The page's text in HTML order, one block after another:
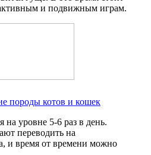
и подвижным играм.
породы котов и кошек
на уровне 5-6 раз в день.
переводить на
и время от времени можно